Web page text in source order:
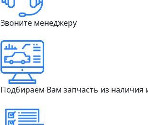
Звоните менеджеру
Подбираем Вам запчасть из наличия